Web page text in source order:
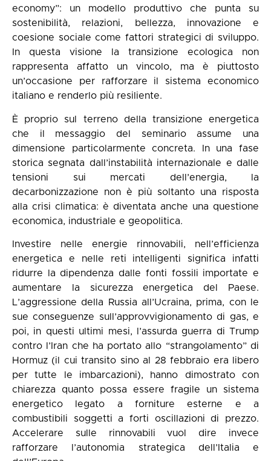
economy”: un modello produttivo che punta su
sostenibilità, relazioni, bellezza, innovazione e
coesione sociale come fattori strategici di sviluppo.
In questa visione la transizione ecologica non
rappresenta affatto un vincolo, ma è piuttosto
un’occasione per rafforzare il sistema economico
italiano e renderlo più resiliente.
È proprio sul terreno della transizione energetica
che il messaggio del seminario assume una
dimensione particolarmente concreta. In una fase
storica segnata dall’instabilità internazionale e dalle
tensioni sui mercati dell’energia, la
decarbonizzazione non è più soltanto una risposta
alla crisi climatica: è diventata anche una questione
economica, industriale e geopolitica.
Investire nelle energie rinnovabili, nell’efficienza
energetica e nelle reti intelligenti significa infatti
ridurre la dipendenza dalle fonti fossili importate e
aumentare la sicurezza energetica del Paese.
L’aggressione della Russia all’Ucraina, prima, con le
sue conseguenze sull’approvvigionamento di gas, e
poi, in questi ultimi mesi, l’assurda guerra di Trump
contro l’Iran che ha portato allo “strangolamento” di
Hormuz (il cui transito sino al 28 febbraio era libero
per tutte le imbarcazioni), hanno dimostrato con
chiarezza quanto possa essere fragile un sistema
energetico legato a forniture esterne e a
combustibili soggetti a forti oscillazioni di prezzo.
Accelerare sulle rinnovabili vuol dire invece
rafforzare l’autonomia strategica dell’Italia e